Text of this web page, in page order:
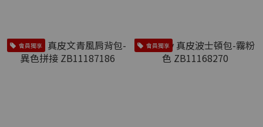
會員獨享 會員獨享